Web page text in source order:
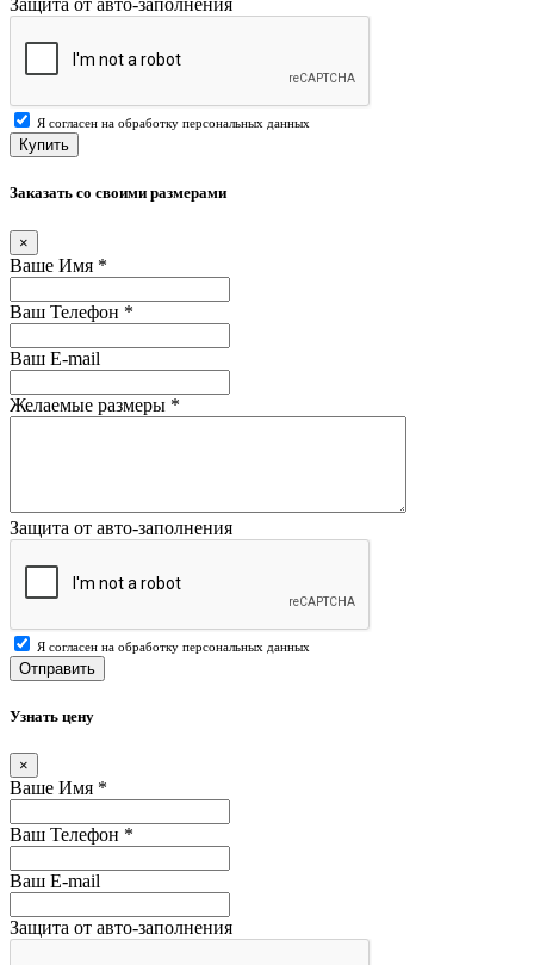
Защита от авто-заполнения
Я согласен на обработку персональных данных
Купить
Заказать со своими размерами
×
Ваше Имя *
Ваш Телефон *
Ваш E-mail
Желаемые размеры *
Защита от авто-заполнения
Я согласен на обработку персональных данных
Отправить
Узнать цену
×
Ваше Имя *
Ваш Телефон *
Ваш E-mail
Защита от авто-заполнения